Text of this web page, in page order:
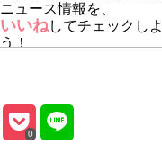
ニュース情報を、
いいねしてチェックしよ
う！
0